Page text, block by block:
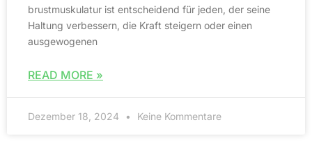
brustmuskulatur ist entscheidend für jeden, der seine
Haltung verbessern, die Kraft steigern oder einen
ausgewogenen
READ MORE »
Dezember 18, 2024 Keine Kommentare